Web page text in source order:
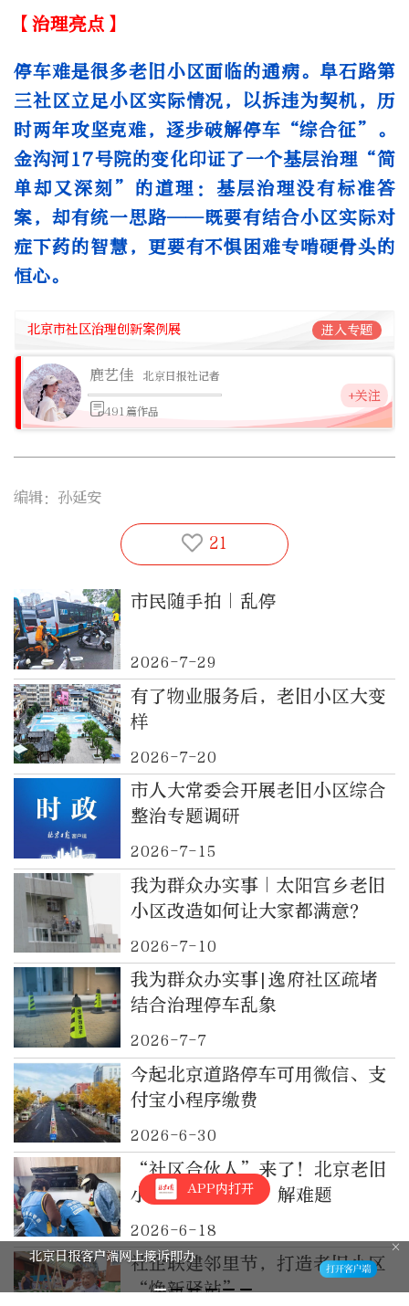
【治理亮点】
停车难是很多老旧小区面临的通病。阜石路第
三社区立足小区实际情况，以拆违为契机，历
时两年攻坚克难，逐步破解停车“综合征”。
金沟河17号院的变化印证了一个基层治理“简
单却又深刻”的道理：基层治理没有标准答
案，却有统一思路——既要有结合小区实际对
症下药的智慧，更要有不惧困难专啃硬骨头的
恒心。
北京市社区治理创新案例展 进入专题
鹿艺佳 北京日报社记者
491篇作品
+关注
编辑：孙延安
21
市民随手拍｜乱停
2026-7-29
有了物业服务后，老旧小区大变
样
2026-7-20
市人大常委会开展老旧小区综合
整治专题调研
2026-7-15
我为群众办实事｜太阳宫乡老旧
小区改造如何让大家都满意？
2026-7-10
我为群众办实事|逸府社区疏堵
结合治理停车乱象
2026-7-7
今起北京道路停车可用微信、支
付宝小程序缴费
2026-6-30
“社区合伙人”来了！北京老旧
小区这样“组队”解难题
2026-6-18
社企联建邻里节，打造老旧小区
“焕新驿站”
APP内打开
北京日报客户端网上接诉即办